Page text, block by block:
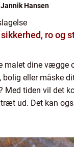
Jannik Hansen
ro og
malet dine vægge
bolig eller måske
Med tiden vil det
ud. Det kan